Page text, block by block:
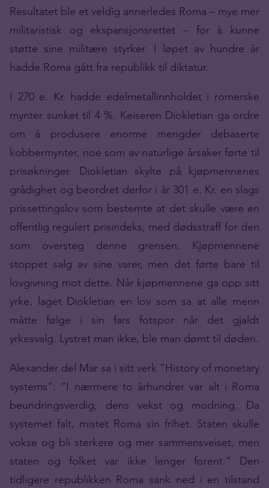
Resultatet ble et veldig annerledes Roma – mye mer
militaristisk og ekspansjonsrettet – for å kunne
støtte sine militære styrker. I løpet av hundre år
hadde Roma gått fra republikk til diktatur.
I 270 e. Kr. hadde edelmetallinnholdet i romerske
mynter sunket til 4 %. Keiseren Diokletian ga ordre
om å produsere enorme mengder debaserte
kobbermynter, noe som av naturlige årsaker førte til
prisøkninger. Diokletian skylte på kjøpmennenes
grådighet og beordret derfor i år 301 e. Kr. en slags
prissettingslov som bestemte at det skulle være en
offentlig regulert prisindeks, med dødsstraff for den
som oversteg denne grensen. Kjøpmennene
stoppet salg av sine varer, men det førte bare til
lovgivning mot dette. Når kjøpmennene ga opp sitt
yrke, laget Diokletian en lov som sa at alle menn
måtte følge i sin fars fotspor når det gjaldt
yrkesvalg. Lystret man ikke, ble man dømt til døden.
Alexander del Mar sa i sitt verk ”History of monetary
systems”: ”I nærmere to århundrer var alt i Roma
beundringsverdig, dens vekst og modning. Da
systemet falt, mistet Roma sin frihet. Staten skulle
vokse og bli sterkere og mer sammensveiset, men
staten og folket var ikke lenger forent.” Den
tidligere republikken Roma sank ned i en tilstand